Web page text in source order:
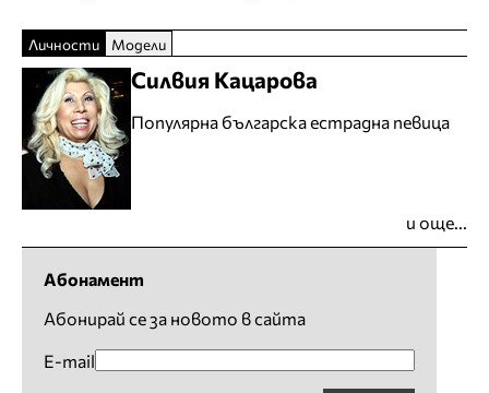
Личности Модели
Силвия Кацарова
Популярна българска естрадна певица
и още...
Абонамент
Абонирай се за новото в сайта
E-mail